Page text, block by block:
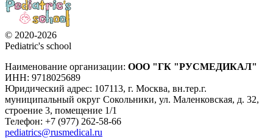
© 2020-2026
Pediatric's school
Наименование организации: ООО "ГК "РУСМЕДИКАЛ"
ИНН: 9718025689
Юридический адрес: 107113, г. Москва, вн.тер.г.
муниципальный округ Сокольники, ул. Маленковская, д. 32,
строение 3, помещение 1/1
Телефон: +7 (977) 262-58-66
pediatrics@rusmedical.ru